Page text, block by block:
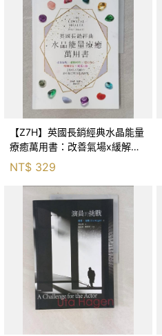
【Z7H】英國長銷經典水晶能量
療癒萬用書：改善氣場x緩解疼
痛x穩定身心x增加財富x促進人
緣，250種水晶礦石給你最完整
的生活對策_菲利
NT$ 329